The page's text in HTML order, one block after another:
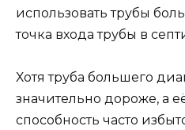
использовать трубы
точка входа трубы в
Хотя труба большего
значительно дороже, а
способность часто